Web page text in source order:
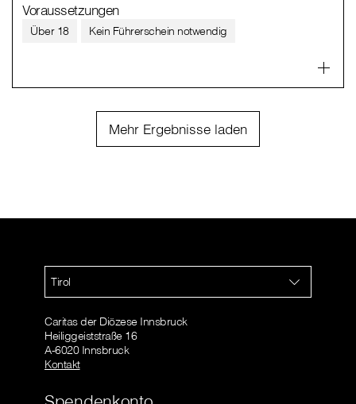
Voraussetzungen
Über 18 Kein Führerschein notwendig
Mehr Ergebnisse laden
Tirol
Caritas der Diözese Innsbruck
Heiliggeiststraße 16
A-6020 Innsbruck
Kontakt